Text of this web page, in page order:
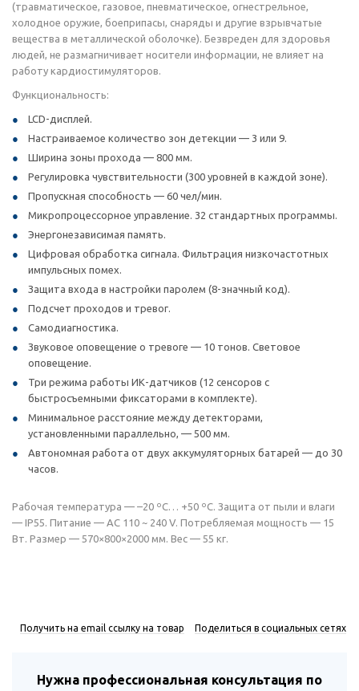
(травматическое, газовое, пневматическое, огнестрельное,
холодное оружие, боеприпасы, снаряды и другие взрывчатые
вещества в металлической оболочке). Безвреден для здоровья
людей, не размагничивает носители информации, не влияет на
работу кардиостимуляторов.
Функциональность:
LCD-дисплей.
Настраиваемое количество зон детекции — 3 или 9.
Ширина зоны прохода — 800 мм.
Регулировка чувствительности (300 уровней в каждой зоне).
Пропускная способность — 60 чел/мин.
Микропроцессорное управление. 32 стандартных программы.
Энергонезависимая память.
Цифровая обработка сигнала. Фильтрация низкочастотных
импульсных помех.
Защита входа в настройки паролем (8-значный код).
Подсчет проходов и тревог.
Самодиагностика.
Звуковое оповещение о тревоге — 10 тонов. Световое
оповещение.
Три режима работы ИК-датчиков (12 сенсоров с
быстросъемными фиксаторами в комплекте).
Минимальное расстояние между детекторами,
установленными параллельно, — 500 мм.
Автономная работа от двух аккумуляторных батарей — до 30
часов.
Рабочая температура — –20 ºC… +50 ºC. Защита от пыли и влаги
— IP55. Питание — AC 110 ~ 240 V. Потребляемая мощность — 15
Вт. Размер — 570×800×2000 мм. Вес — 55 кг.
Получить на email ссылку на товар Поделиться в социальных сетях
Нужна профессиональная консультация по